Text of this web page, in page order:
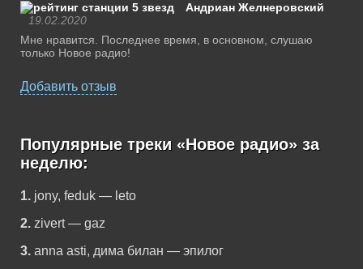
Андриан Желнеровский
19.02.2020
Мне нравится. Последнее время, в основном, слушаю
только Новое радио!
Добавить отзыв
Популярные треки «Новое радио» за
неделю:
1. jony, feduk — leto
2. zivert — gaz
3. anna asti, дима билан — эпилог